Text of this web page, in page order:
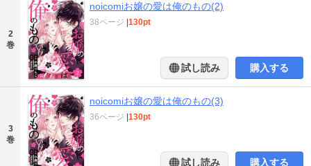
2
巻
noicomiお嬢の愛は俺のもの(2)
38ページ 130pt
試し読み 購入する
3
巻
noicomiお嬢の愛は俺のもの(3)
36ページ 130pt
試し読み 購入する